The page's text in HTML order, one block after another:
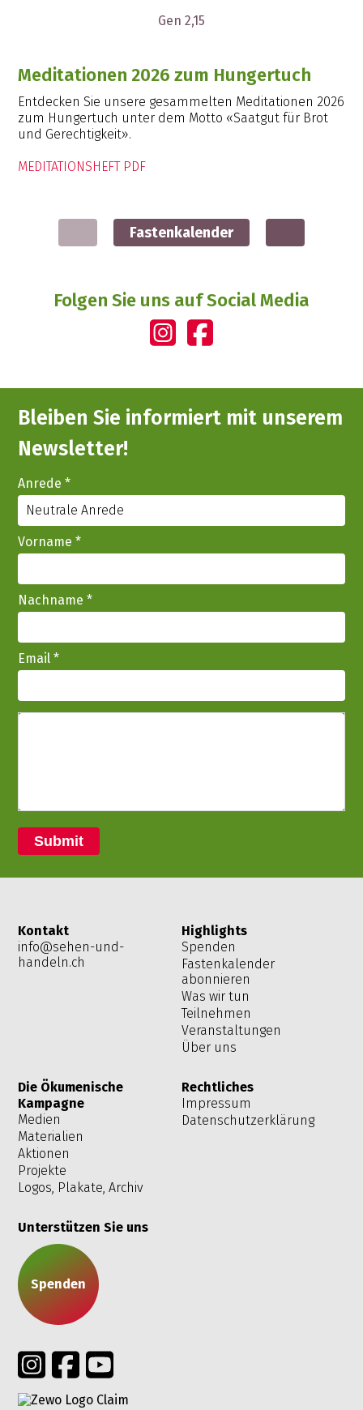
Gen 2,15
Meditationen 2026 zum Hungertuch
Entdecken Sie unsere gesammelten Meditationen 2026
zum Hungertuch unter dem Motto «Saatgut für Brot
und Gerechtigkeit».
MEDITATIONSHEFT PDF
Fastenkalender
Folgen Sie uns auf Social Media
Bleiben Sie informiert mit unserem
Newsletter!
Anrede*
Vorname*
Nachname*
Email*
Submit
Kontakt
info@sehen-und-
handeln.ch
Highlights
Spenden
Fastenkalender
abonnieren
Was wir tun
Teilnehmen
Veranstaltungen
Über uns
Die Ökumenische
Kampagne
Medien
Materialien
Aktionen
Projekte
Logos, Plakate, Archiv
Rechtliches
Impressum
Datenschutzerklärung
Unterstützen Sie uns
Spenden